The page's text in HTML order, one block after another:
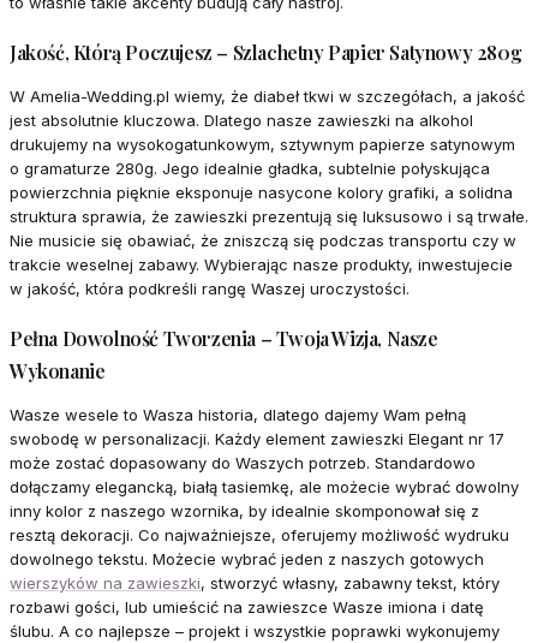
Jakość, Którą Poczujesz – Szlachetny Papier Satynowy 280g
W Amelia-Wedding.pl wiemy, że diabeł tkwi w szczegółach, a jakość
jest absolutnie kluczowa. Dlatego nasze zawieszki na alkohol
drukujemy na wysokogatunkowym, sztywnym papierze satynowym
o gramaturze 280g. Jego idealnie gładka, subtelnie połyskująca
powierzchnia pięknie eksponuje nasycone kolory grafiki, a solidna
struktura sprawia, że zawieszki prezentują się luksusowo i są trwałe.
Nie musicie się obawiać, że zniszczą się podczas transportu czy w
trakcie weselnej zabawy. Wybierając nasze produkty, inwestujecie
w jakość, która podkreśli rangę Waszej uroczystości.
Pełna Dowolność Tworzenia – Twoja Wizja, Nasze
Wykonanie
Wasze wesele to Wasza historia, dlatego dajemy Wam pełną
swobodę w personalizacji. Każdy element zawieszki Elegant nr 17
może zostać dopasowany do Waszych potrzeb. Standardowo
dołączamy elegancką, białą tasiemkę, ale możecie wybrać dowolny
inny kolor z naszego wzornika, by idealnie skomponował się z
resztą dekoracji. Co najważniejsze, oferujemy możliwość wydruku
dowolnego tekstu. Możecie wybrać jeden z naszych gotowych
wierszyków na zawieszki, stworzyć własny, zabawny tekst, który
rozbawi gości, lub umieścić na zawieszce Wasze imiona i datę
ślubu. A co najlepsze – projekt i wszystkie poprawki wykonujemy